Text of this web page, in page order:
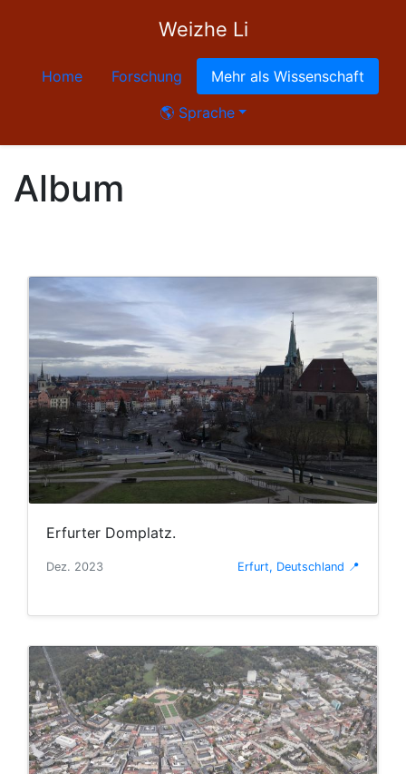
Weizhe Li
Home Forschung
Mehr als Wissenschaft
🌎 Sprache
Album
Erfurter Domplatz.
Dez. 2023 Erfurt, Deutschland 📍